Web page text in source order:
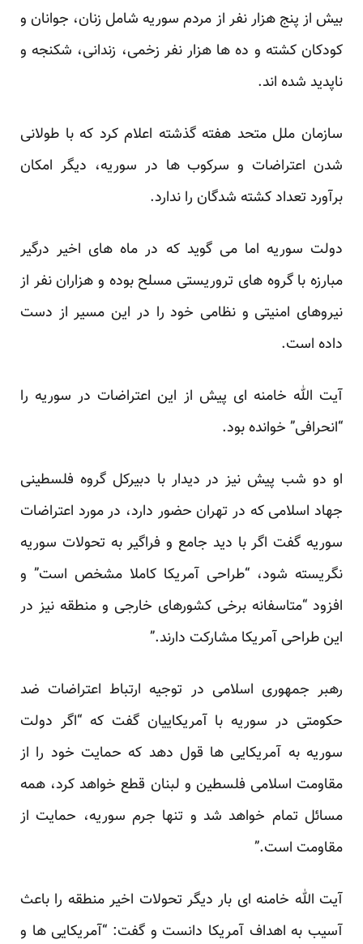
بیش از پنج هزار نفر از مردم سوریه شامل زنان، جوانان و
کودکان کشته و ده ها هزار نفر زخمی، زندانی، شکنجه و
ناپدید شده اند.
سازمان ملل متحد هفته گذشته اعلام کرد که با طولانی
شدن اعتراضات و سرکوب ها در سوریه، دیگر امکان
برآورد تعداد کشته شدگان را ندارد.
دولت سوریه اما می گوید که در ماه های اخیر درگیر
مبارزه با گروه های تروریستی مسلح بوده و هزاران نفر از
نیروهای امنیتی و نظامی خود را در این مسیر از دست
داده است.
آیت الله خامنه ای پیش از این اعتراضات در سوریه را
“انحرافی” خوانده بود.
او دو شب پیش نیز در دیدار با دبیرکل گروه فلسطینی
جهاد اسلامی که در تهران حضور دارد، در مورد اعتراضات
سوریه گفت اگر با دید جامع و فراگیر به تحولات سوریه
نگریسته شود، “طراحی آمریکا کاملا مشخص است” و
افزود “متاسفانه برخی کشورهای خارجی و منطقه نیز در
این طراحی آمریکا مشارکت دارند.”
رهبر جمهوری اسلامی در توجیه ارتباط اعتراضات ضد
حکومتی در سوریه با آمریکاییان گفت که “اگر دولت
سوریه به آمریکایی ها قول دهد که حمایت خود را از
مقاومت اسلامی فلسطین و لبنان قطع خواهد کرد، همه
مسائل تمام خواهد شد و تنها جرم سوریه، حمایت از
مقاومت است.”
آیت الله خامنه ای بار دیگر تحولات اخیر منطقه را باعث
آسیب به اهداف آمریکا دانست و گفت: “آمریکایی ها و